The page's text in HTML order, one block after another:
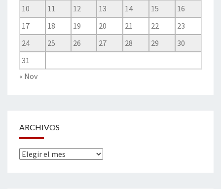
10
11 12 13 14 15
16
17
18 19 20 21 22
23
24
25 26 27 28 29
30
31
« Nov
ARCHIVOS
Archivos